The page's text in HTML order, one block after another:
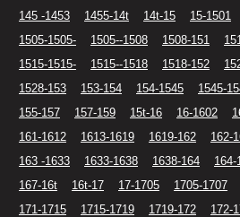
145 -1453
1455-14t 14t-15 15-1501
1505-1505-
1505--1508 1508-151
1515-1515-
1515--1518 1518-152
1528-153
153-154 154-1545 1545-
155-157
157-159 15t-16 16-1602
161-1612
1613-1619 1619-162 162-
163 -1633
1633-1638 1638-164 164-
167-16t
16t-17 17-1705 1705-1707
171-1715
1715-1719 1719-172 172-